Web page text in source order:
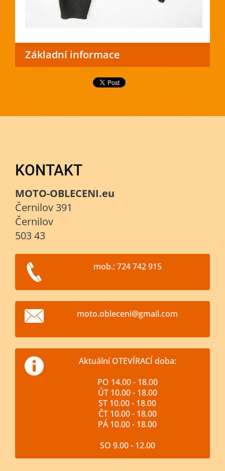
Základní informace
KONTAKT
MOTO-OBLECENI.eu
Černilov 391
Černilov
503 43
mob.: 724 742 915
moto.obleceni@gmail.com
Aktuální OTEVÍRACÍ doba:
PO 14.00 - 18.00
ÚT 10.00 - 18.00
ST 10.00 - 18.00
ČT 10.00 - 18.00
PÁ 10.00 - 18.00
SO 9.00 - 12.00